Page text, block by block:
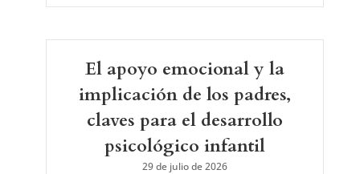
El apoyo emocional y la
implicación de los padres,
claves para el desarrollo
psicológico infantil
29 de julio de 2026